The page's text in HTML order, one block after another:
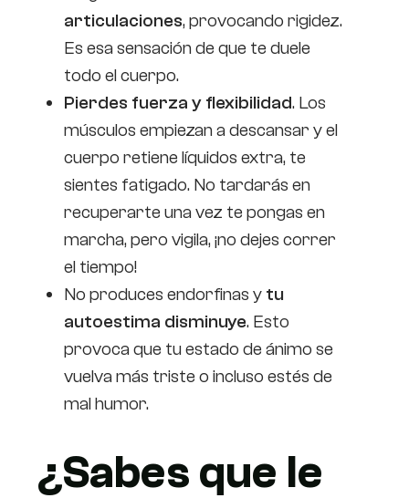
articulaciones, provocando rigidez.
Es esa sensación de que te duele
todo el cuerpo.
Pierdes fuerza y flexibilidad. Los
músculos empiezan a descansar y el
cuerpo retiene líquidos extra, te
sientes fatigado. No tardarás en
recuperarte una vez te pongas en
marcha, pero vigila, ¡no dejes correr
el tiempo!
No produces endorfinas y tu
autoestima disminuye. Esto
provoca que tu estado de ánimo se
vuelva más triste o incluso estés de
mal humor.
¿Sabes que le